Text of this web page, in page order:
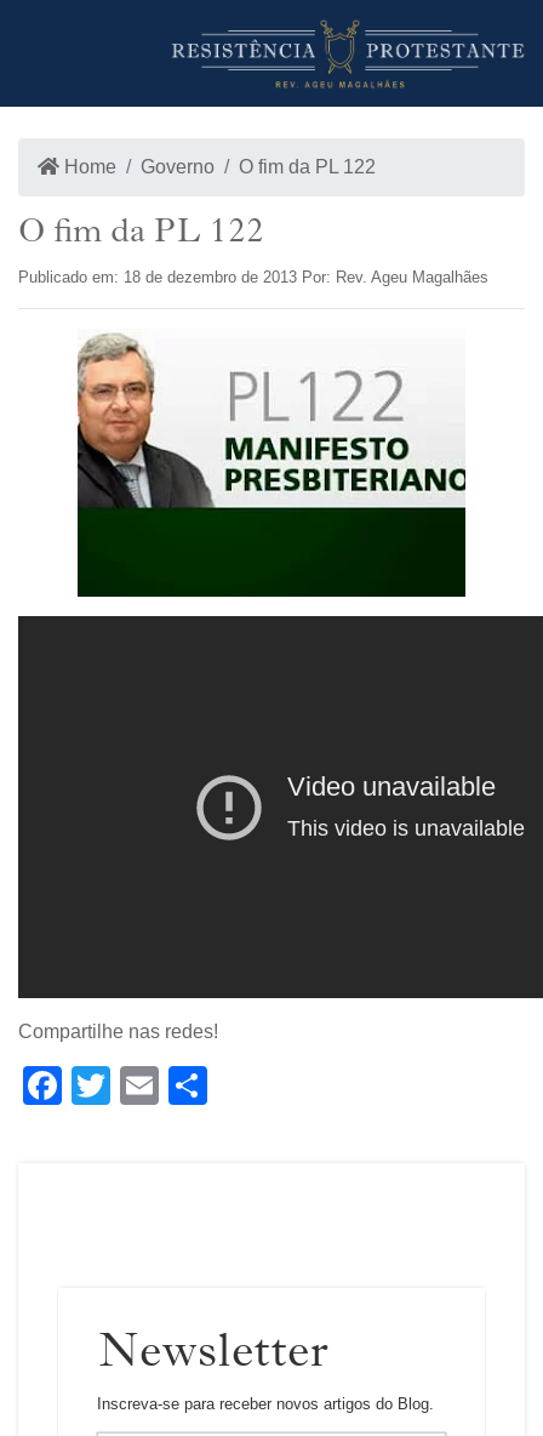
LOJA
Home Governo O fim da PL 122
O fim da PL 122
Publicado em: 18 de dezembro de 2013 Por: Rev. Ageu Magalhães
Compartilhe nas redes!
Facebook
TwitterEmail
Newsletter
Inscreva-se para receber novos artigos do Blog.